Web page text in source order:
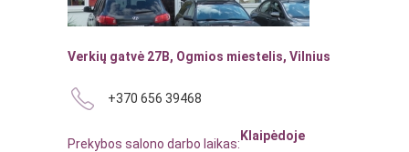
Verkių gatvė 27B, Ogmios miestelis, Vilnius
+370 656 39468
Prekybos salono darbo laikas:
Klaipėdoje